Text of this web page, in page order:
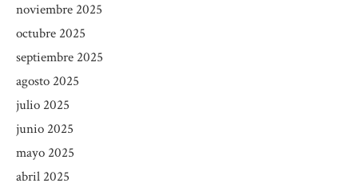
noviembre 2025
octubre 2025
septiembre 2025
agosto 2025
julio 2025
junio 2025
mayo 2025
abril 2025